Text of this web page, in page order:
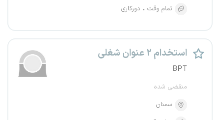
تمام وقت
دورکاری
استخدام ۲ عنوان شغلی
BPT
منقضی شده
سمنان